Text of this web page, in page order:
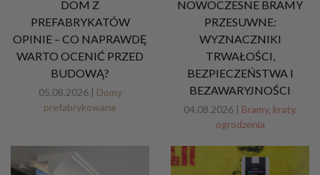
DOM Z
PREFABRYKATÓW
OPINIE – CO NAPRAWDĘ
WARTO OCENIĆ PRZED
BUDOWĄ?
05.08.2026 | Domy
prefabrykowane
NOWOCZESNE BRAMY
PRZESUWNE:
WYZNACZNIKI
TRWAŁOŚCI,
BEZPIECZEŃSTWA I
BEZAWARYJNOŚCI
04.08.2026 | Bramy, kraty,
ogrodzenia